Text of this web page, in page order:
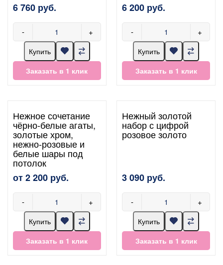
6 760 руб.
- +
Купить
Заказать в 1 клик
6 200 руб.
- +
Купить
Заказать в 1 клик
Нежное сочетание
чёрно-белые агаты,
золотые хром,
нежно-розовые и
белые шары под
потолок
от 2 200 руб.
- +
Купить
Заказать в 1 клик
Нежный золотой
набор с цифрой
розовое золото
3 090 руб.
- +
Купить
Заказать в 1 клик